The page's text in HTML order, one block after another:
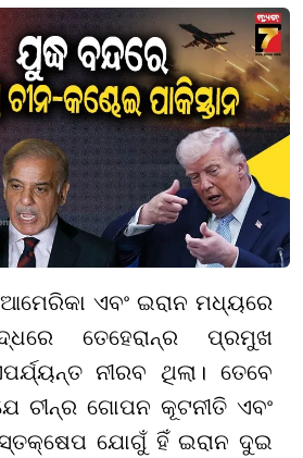
ଆମେରିକା ଏବଂ ଇରାନ ମଧ୍ୟରେ
ତେହେରାନ୍ର ପ୍ରମୁଖ
ନୀରବ ଥିଲା। ତେବେ
ଚୀନ୍ର ଗୋପନ କୂଟନୀତି ଏବଂ
ଯୋଗୁଁ ହିଁ ଇରାନ ଦୁଇ